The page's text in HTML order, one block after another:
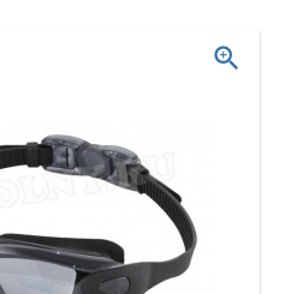
zoom_in